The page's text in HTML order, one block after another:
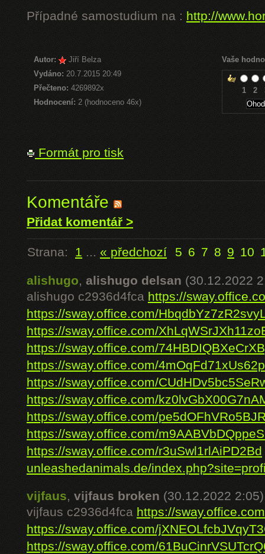
Případné samostudium na : http://
Autor:
Jiří Belza
Vydáno: 20.7.2015 20:49
Přečteno: 4269892x
Hodnocení: 2 (hodnoceno 46x)
Vaše
1 2
Formát pro tisk
Komentáře
Přidat komentář >
Strana: 1 ... « předchozí 5 6 7 8 9 10
alishugo, alishugo delsan (30.12.2022
alishugo c2936d4fca https://
https://sway.office.com/
https://sway.office.com/
https://sway.office.com/
https://sway.office.com/
https://sway.office.com/
https://sway.office.com/
https://sway.office.com/
https://sway.office.com/
https://sway.office.com/r3uSwl1rlAiPD2Bd
unleashedanimals.de/
vijfaus, vijfaus broken (30.12.2022 2:05)
vijfaus c2936d4fca https://
https://sway.office.com/
https://sway.office.com/